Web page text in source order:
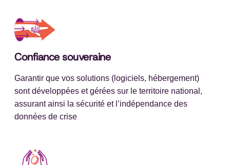
Confiance souveraine
Garantir que vos solutions (logiciels, hébergement)
sont développées et gérées sur le territoire national,
assurant ainsi la sécurité et l’indépendance des
données de crise